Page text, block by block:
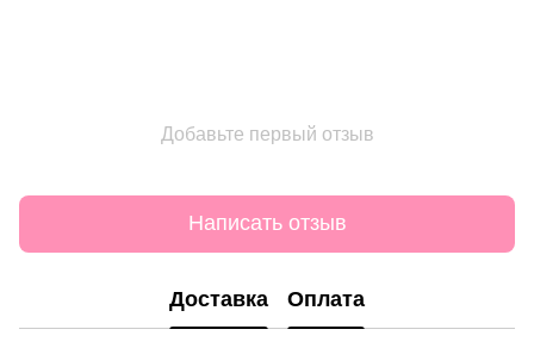
Добавьте первый отзыв
Написать отзыв
Доставка Оплата